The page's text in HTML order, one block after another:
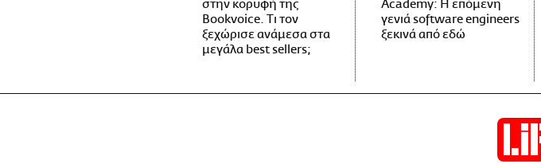
στην κορυφή της
Bookvoice. Τι τον
ξεχώρισε ανάμεσα στα
μεγάλα best sellers;
Academy: Η επόμενη
γενιά software engineers
ξεκινά από εδώ